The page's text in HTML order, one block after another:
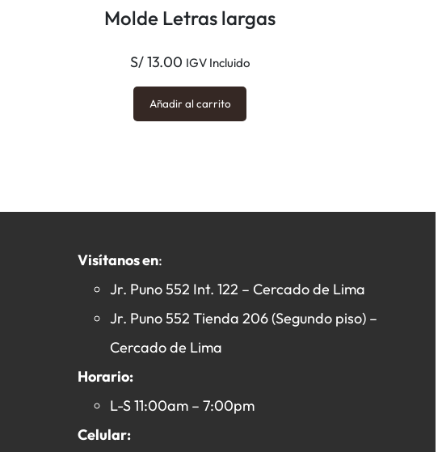
Molde Letras largas
S/13.00 IGV Incluido
Añadir al carrito
Visítanos en:
Jr. Puno 552 Int. 122 – Cercado de Lima
Jr. Puno 552 Tienda 206 (Segundo piso) –
Cercado de Lima
Horario:
L-S 11:00am – 7:00pm
Celular: